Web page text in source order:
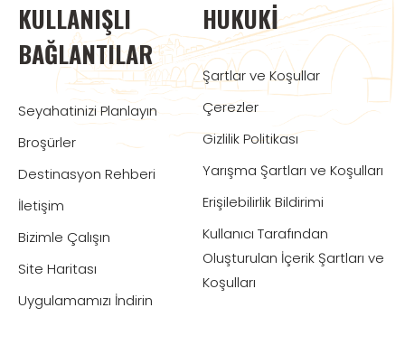
KULLANIŞLI
BAĞLANTILAR
Seyahatinizi Planlayın
Broşürler
Destinasyon Rehberi
İletişim
Bizimle Çalışın
Site Haritası
Uygulamamızı İndirin
HUKUKI
Şartlar ve Koşullar
Çerezler
Gizlilik Politikası
Yarışma Şartları ve Koşulları
Erişilebilirlik Bildirimi
Kullanıcı Tarafından
Oluşturulan İçerik Şartları ve
Koşulları